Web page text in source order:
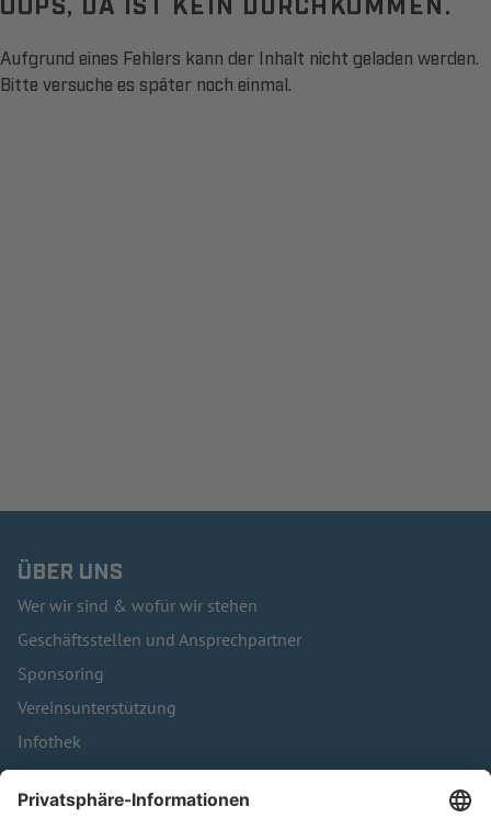
Aufgrund eines Fehlers kann der Inhalt nicht geladen werden.
Bitte versuche es später noch einmal.
ÜBER UNS
Wer wir sind & wofür wir stehen
Geschäftsstellen und Ansprechpartner
Sponsoring
Vereinsunterstützung
Infothek
Kontakt